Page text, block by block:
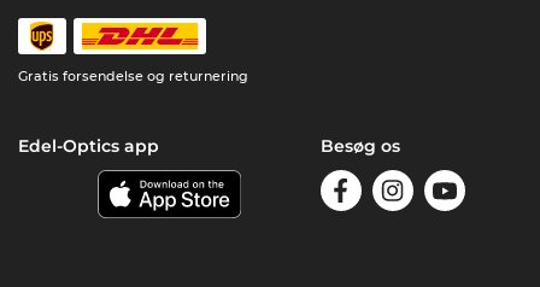
Gratis forsendelse og returnering
Edel-Optics app Besøg os